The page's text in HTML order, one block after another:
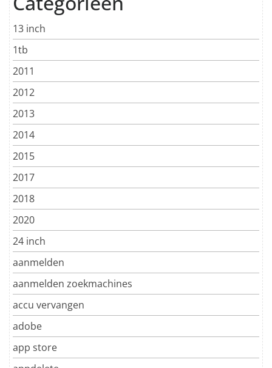
13 inch
1tb
2011
2012
2013
2014
2015
2017
2018
2020
24 inch
aanmelden
aanmelden zoekmachines
accu vervangen
adobe
app store